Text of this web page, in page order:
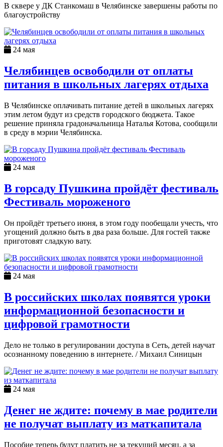
В сквере у ДК Станкомаш в Челябинске завершены работы по
благоустройству
24 мая
Челябинцев освободили от оплаты
питания в школьных лагерях отдыха
В Челябинске оплачивать питание детей в школьных лагерях
этим летом будут из средств городского бюджета. Такое
решение приняла градоначальница Наталья Котова, сообщили
в среду в мэрии Челябинска.
24 мая
В горсаду Пушкина пройдёт фестиваль
Фестиваль мороженого
Он пройдёт третьего июня, в этом году пообещали учесть, что
угощений должно быть в два раза больше. Для гостей также
приготовят сладкую вату.
24 мая
В российских школах появятся уроки
информационной безопасности и
цифровой грамотности
Дело не только в регулировании доступа в Сеть, детей научат
осознанному поведению в интернете. / Михаил Синицын
24 мая
Денег не ждите: почему в мае родители
не получат выплату из маткапитала
Пособие теперь будут платить не за текущий месяц, а за